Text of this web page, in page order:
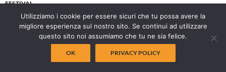
FESTIVAL
CONFERENZA STAMPA DI
CHIUSURA DEL TFF 2015
Utilizziamo i cookie per essere sicuri che tu possa avere la
migliore esperienza sul nostro sito. Se continui ad utilizzare
questo sito noi assumiamo che tu ne sia felice.
OK PRIVACY POLICY